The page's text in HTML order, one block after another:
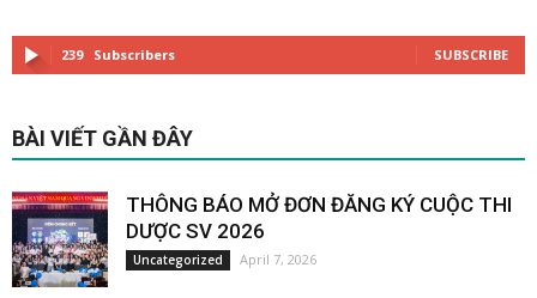
239 Subscribers SUBSCRIBE
BÀI VIẾT GẦN ĐÂY
THÔNG BÁO MỞ ĐƠN ĐĂNG KÝ CUỘC THI
DƯỢC SV 2026
Uncategorized April 7, 2026